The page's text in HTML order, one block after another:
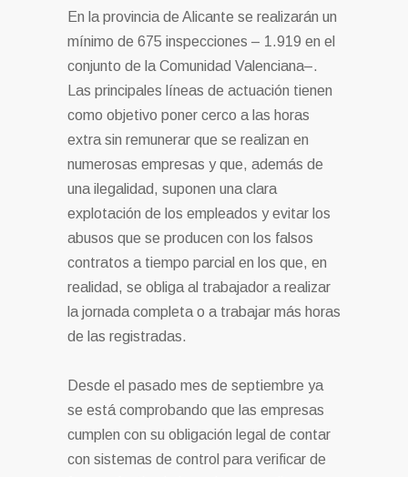
En la provincia de Alicante se realizarán un
mínimo de 675 inspecciones – 1.919 en el
conjunto de la Comunidad Valenciana–.
Las principales líneas de actuación tienen
como objetivo poner cerco a las horas
extra sin remunerar que se realizan en
numerosas empresas y que, además de
una ilegalidad, suponen una clara
explotación de los empleados y evitar los
abusos que se producen con los falsos
contratos a tiempo parcial en los que, en
realidad, se obliga al trabajador a realizar
la jornada completa o a trabajar más horas
de las registradas.
Desde el pasado mes de septiembre ya
se está comprobando que las empresas
cumplen con su obligación legal de contar
con sistemas de control para verificar de